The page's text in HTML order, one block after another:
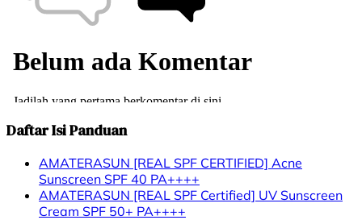
Daftar Isi Panduan
AMATERASUN [REAL SPF CERTIFIED] Acne
Sunscreen SPF 40 PA++++
AMATERASUN [REAL SPF Certified] UV Sunscreen
Cream SPF 50+ PA++++